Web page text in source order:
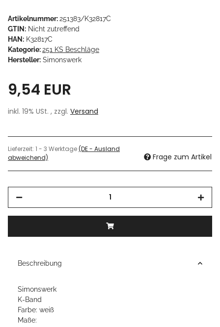
Artikelnummer:251383/K32817C
GTIN: Nicht zutreffend
HAN: K32817C
Kategorie:251 KS Beschläge
Hersteller: Simonswerk
9,54 EUR
inkl. 19% USt. , zzgl. Versand
Lieferzeit: 1 - 3 Werktage(DE - Ausland
abweichend)
Frage zum Artikel
Beschreibung
Simonswerk
K-Band
Farbe: weiß
Maße: